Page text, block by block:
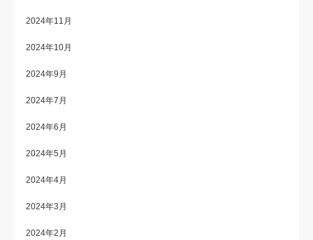
2024年11月
2024年10月
2024年9月
2024年7月
2024年6月
2024年5月
2024年4月
2024年3月
2024年2月